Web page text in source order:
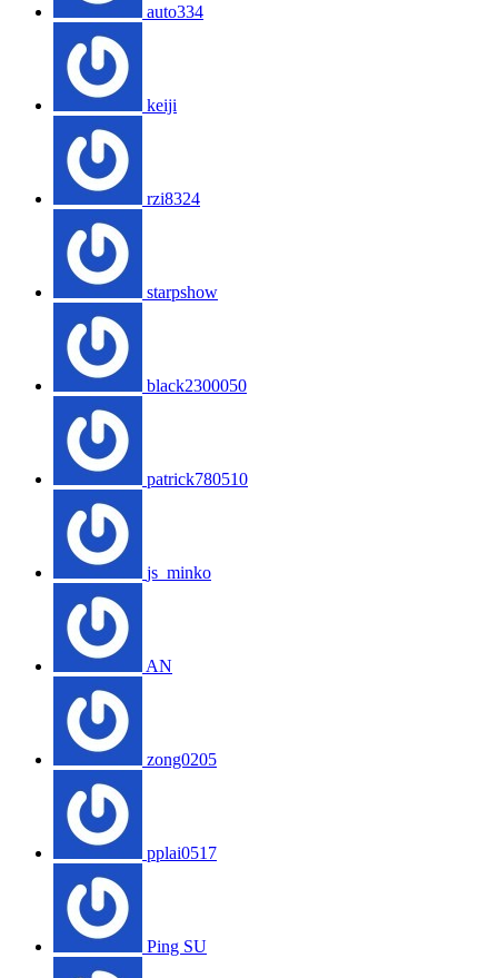
auto334
keiji
rzi8324
starpshow
black2300050
patrick780510
js_minko
AN
zong0205
pplai0517
Ping SU